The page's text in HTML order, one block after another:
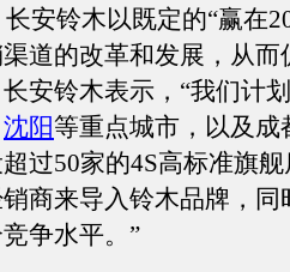
安铃木以既定的“赢在
道的改革和发展，从而
安铃木表示，“我们计
沈阳等重点城市，以及成
过50家的4S高标准旗
商来导入铃木品牌，同
争水平。”